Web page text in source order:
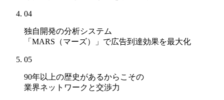
04
独自開発の分析システム
「MARS（マーズ）」 で広告到達効果を最大化
05
90年以上の歴史があるからこその
業界ネットワークと交渉力